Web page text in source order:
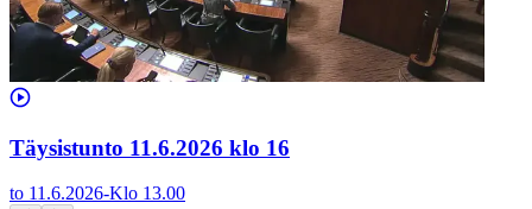
Täysistunto 11.6.2026 klo 16
to 11.6.2026-Klo 13.00